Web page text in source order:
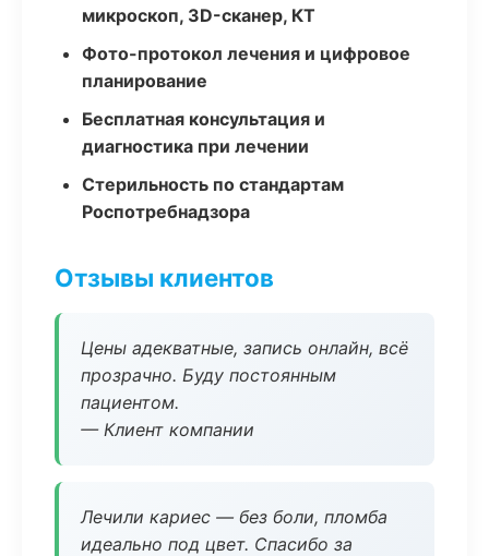
микроскоп, 3D-сканер, КТ
Фото-протокол лечения и цифровое
планирование
Бесплатная консультация и
диагностика при лечении
Стерильность по стандартам
Роспотребнадзора
Отзывы клиентов
Цены адекватные, запись онлайн, всё
прозрачно. Буду постоянным
пациентом.
— Клиент компании
Лечили кариес — без боли, пломба
идеально под цвет. Спасибо за